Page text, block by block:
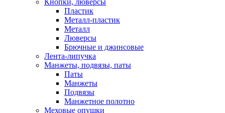
Кнопки, люверсы
Пластик
Металл-пластик
Металл
Люверсы
Брючные и джинсовые
Лента-липучка
Манжеты, подвязы, паты
Паты
Манжеты
Подвязы
Манжетное полотно
Меховые опушки